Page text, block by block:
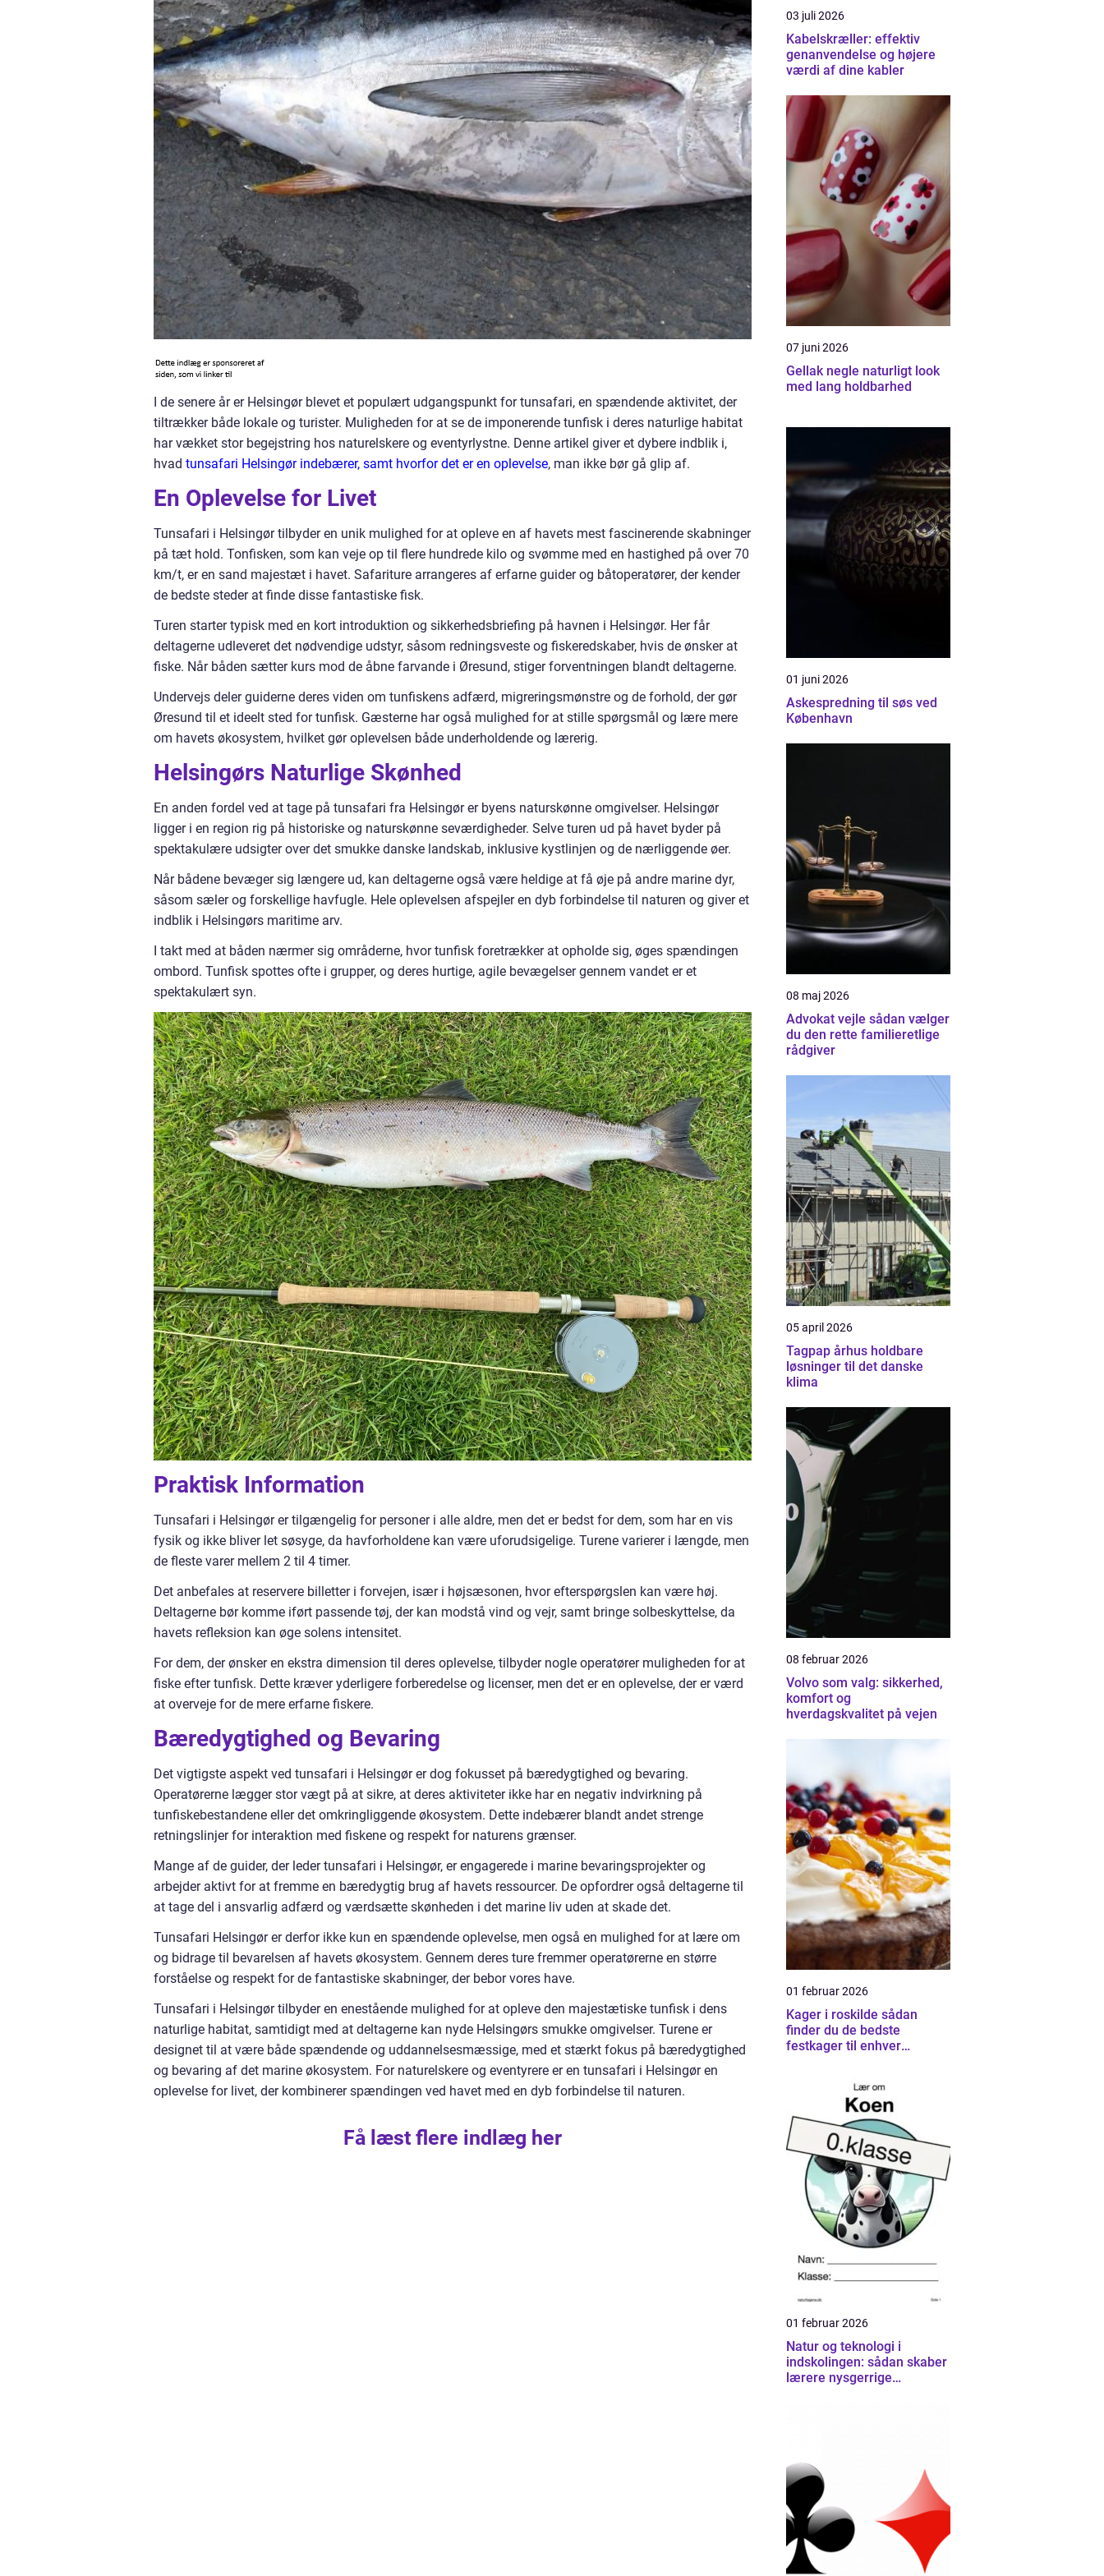
I de senere år er Helsingør blevet et populært udgangspunkt for tunsafari, en spændende aktivitet, der
tiltrækker både lokale og turister. Muligheden for at se de imponerende tunfisk i deres naturlige habitat
har vækket stor begejstring hos naturelskere og eventyrlystne. Denne artikel giver et dybere indblik i,
hvad tunsafari Helsingør indebærer, samt hvorfor det er en oplevelse, man ikke bør gå glip af.
En Oplevelse for Livet
Tunsafari i Helsingør tilbyder en unik mulighed for at opleve en af havets mest fascinerende skabninger
på tæt hold. Tonfisken, som kan veje op til flere hundrede kilo og svømme med en hastighed på over 70
km/t, er en sand majestæt i havet. Safariture arrangeres af erfarne guider og båtoperatører, der kender
de bedste steder at finde disse fantastiske fisk.
Turen starter typisk med en kort introduktion og sikkerhedsbriefing på havnen i Helsingør. Her får
deltagerne udleveret det nødvendige udstyr, såsom redningsveste og fiskeredskaber, hvis de ønsker at
fiske. Når båden sætter kurs mod de åbne farvande i Øresund, stiger forventningen blandt deltagerne.
Undervejs deler guiderne deres viden om tunfiskens adfærd, migreringsmønstre og de forhold, der gør
Øresund til et ideelt sted for tunfisk. Gæsterne har også mulighed for at stille spørgsmål og lære mere
om havets økosystem, hvilket gør oplevelsen både underholdende og lærerig.
Helsingørs Naturlige Skønhed
En anden fordel ved at tage på tunsafari fra Helsingør er byens naturskønne omgivelser. Helsingør
ligger i en region rig på historiske og naturskønne seværdigheder. Selve turen ud på havet byder på
spektakulære udsigter over det smukke danske landskab, inklusive kystlinjen og de nærliggende øer.
Når bådene bevæger sig længere ud, kan deltagerne også være heldige at få øje på andre marine dyr,
såsom sæler og forskellige havfugle. Hele oplevelsen afspejler en dyb forbindelse til naturen og giver et
indblik i Helsingørs maritime arv.
I takt med at båden nærmer sig områderne, hvor tunfisk foretrækker at opholde sig, øges spændingen
ombord. Tunfisk spottes ofte i grupper, og deres hurtige, agile bevægelser gennem vandet er et
spektakulært syn.
Praktisk Information
Tunsafari i Helsingør er tilgængelig for personer i alle aldre, men det er bedst for dem, som har en vis
fysik og ikke bliver let søsyge, da havforholdene kan være uforudsigelige. Turene varierer i længde, men
de fleste varer mellem 2 til 4 timer.
Det anbefales at reservere billetter i forvejen, især i højsæsonen, hvor efterspørgslen kan være høj.
Deltagerne bør komme iført passende tøj, der kan modstå vind og vejr, samt bringe solbeskyttelse, da
havets refleksion kan øge solens intensitet.
For dem, der ønsker en ekstra dimension til deres oplevelse, tilbyder nogle operatører muligheden for at
fiske efter tunfisk. Dette kræver yderligere forberedelse og licenser, men det er en oplevelse, der er værd
at overveje for de mere erfarne fiskere.
Bæredygtighed og Bevaring
Det vigtigste aspekt ved tunsafari i Helsingør er dog fokusset på bæredygtighed og bevaring.
Operatørerne lægger stor vægt på at sikre, at deres aktiviteter ikke har en negativ indvirkning på
tunfiskebestandene eller det omkringliggende økosystem. Dette indebærer blandt andet strenge
retningslinjer for interaktion med fiskene og respekt for naturens grænser.
Mange af de guider, der leder tunsafari i Helsingør, er engagerede i marine bevaringsprojekter og
arbejder aktivt for at fremme en bæredygtig brug af havets ressourcer. De opfordrer også deltagerne til
at tage del i ansvarlig adfærd og værdsætte skønheden i det marine liv uden at skade det.
Tunsafari Helsingør er derfor ikke kun en spændende oplevelse, men også en mulighed for at lære om
og bidrage til bevarelsen af havets økosystem. Gennem deres ture fremmer operatørerne en større
forståelse og respekt for de fantastiske skabninger, der bebor vores have.
Tunsafari i Helsingør tilbyder en enestående mulighed for at opleve den majestætiske tunfisk i dens
naturlige habitat, samtidigt med at deltagerne kan nyde Helsingørs smukke omgivelser. Turene er
designet til at være både spændende og uddannelsesmæssige, med et stærkt fokus på bæredygtighed
og bevaring af det marine økosystem. For naturelskere og eventyrere er en tunsafari i Helsingør en
oplevelse for livet, der kombinerer spændingen ved havet med en dyb forbindelse til naturen.
Få læst flere indlæg her
03 juli 2026
Kabelskræller: effektiv
genanvendelse og højere
værdi af dine kabler
07 juni 2026
Gellak negle naturligt look
med lang holdbarhed
01 juni 2026
Askespredning til søs ved
København
08 maj 2026
Advokat vejle sådan vælger
du den rette familieretlige
rådgiver
05 april 2026
Tagpap århus holdbare
løsninger til det danske
klima
08 februar 2026
Volvo som valg: sikkerhed,
komfort og
hverdagskvalitet på vejen
01 februar 2026
Kager i roskilde sådan
finder du de bedste
festkager til enhver
01 februar 2026
Natur og teknologi i
indskolingen: sådan skaber
lærere nysgerrige